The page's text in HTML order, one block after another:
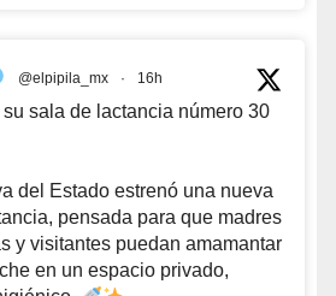
@elpipila_mx · 16h
su sala de lactancia número 30
del Estado estrenó una nueva
pensada para que madres
y visitantes puedan amamantar
en un espacio privado,